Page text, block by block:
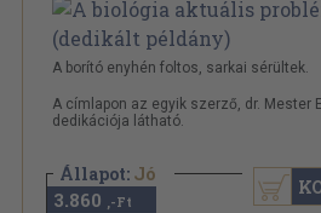
A borító enyhén foltos, sarkai sérültek.
A címlapon az egyik szerző, dr. Mester
dedikációja látható.
Állapot: Jó
3.860 ,-Ft